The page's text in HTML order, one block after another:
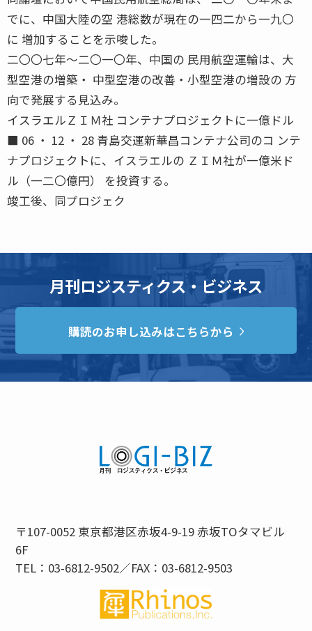
でに、中国大陸の空 港総数が現在の一四二から一九〇
に 増加することを示唆した。
二〇〇七年〜二〇一〇年、中国の 民用航空運輸は、大
型空港の増築・ 中型空港の改善・小型空港の増設の 方
向で発展する見込み。
イスラエルＺＩＭ社 コンテナプロジェクトに一億ドル
■ 06 ・ 12 ・ 28 青島交運新華昌コンテナ公司のコ ンテ
ナプロジェクトに、イスラエルの ＺＩＭ社が一億米ド
ル（一二〇億円） を投資する。
竣工後、同プロジェク
月刊ロジスティクス・ビジネス
購読のお申し込みはこちらから
〒107-0052 東京都港区赤坂4-9-19 赤坂TOタマビル
6F
TEL：03-6812-9502／FAX：03-6812-9503